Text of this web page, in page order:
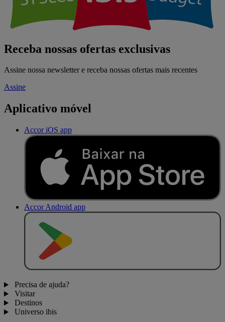
Receba nossas ofertas exclusivas
Assine nossa newsletter e receba nossas ofertas mais recentes
Assine
Aplicativo móvel
Accor iOS app
Accor Android app
Precisa de ajuda?
Visitar
Destinos
Universo ibis